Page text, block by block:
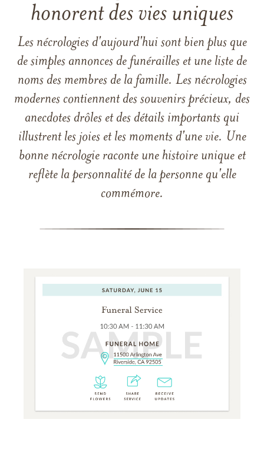
honorent des vies uniques
Les nécrologies d'aujourd'hui sont bien plus que
de simples annonces de funérailles et une liste de
noms des membres de la famille. Les nécrologies
modernes contiennent des souvenirs précieux, des
anecdotes drôles et des détails importants qui
illustrent les joies et les moments d'une vie. Une
bonne nécrologie raconte une histoire unique et
reflète la personnalité de la personne qu'elle
commémore.